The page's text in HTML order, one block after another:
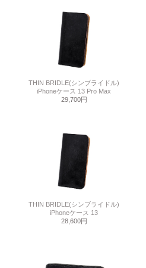
THIN BRIDLE(シンブライドル)
iPhoneケース 13 Pro Max
29,700円
THIN BRIDLE(シンブライドル)
iPhoneケース 13
28,600円